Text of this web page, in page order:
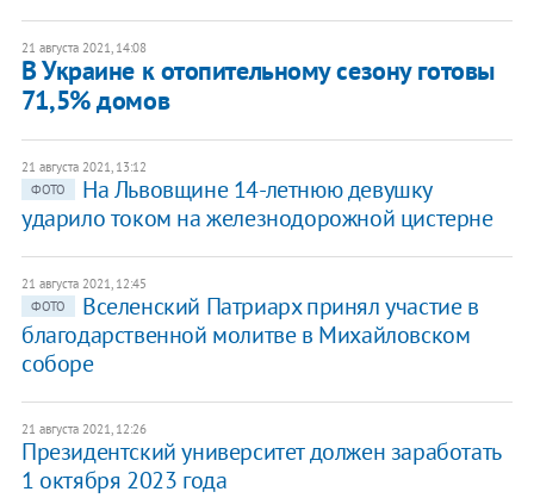
21 августа 2021, 14:08
В Украине к отопительному сезону готовы
71,5% домов
21 августа 2021, 13:12
ФОТО
На Львовщине 14-летнюю девушку
ударило током на железнодорожной цистерне
21 августа 2021, 12:45
ФОТО
Вселенский Патриарх принял участие в
благодарственной молитве в Михайловском
соборе
21 августа 2021, 12:26
Президентский университет должен заработать
1 октября 2023 года